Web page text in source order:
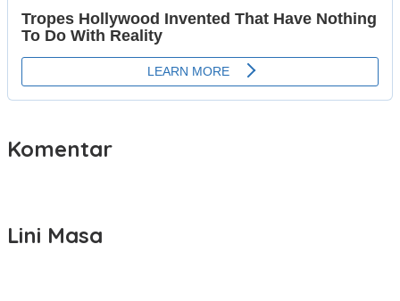
Komentar
Lini Masa